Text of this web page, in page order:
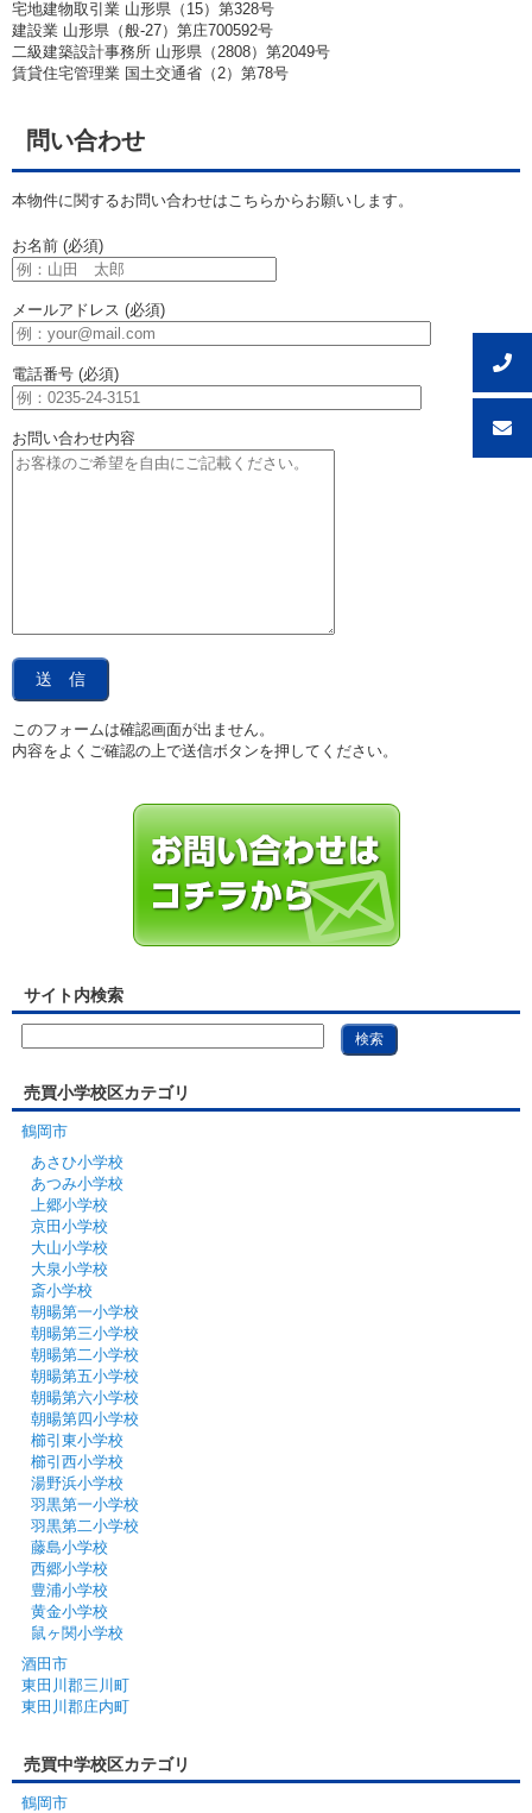
宅地建物取引業 山形県（15）第328号
建設業 山形県（般-27）第庄700592号
二級建築設計事務所 山形県（2808）第2049号
賃貸住宅管理業 国土交通省（2）第78号
問い合わせ
本物件に関するお問い合わせはこちらからお願いします。
お名前 (必須)
メールアドレス (必須)
電話番号 (必須)
お問い合わせ内容
このフォームは確認画面が出ません。
内容をよくご確認の上で送信ボタンを押してください。
サイト内検索
売買小学校区カテゴリ
鶴岡市
あさひ小学校
あつみ小学校
上郷小学校
京田小学校
大山小学校
大泉小学校
斎小学校
朝暘第一小学校
朝暘第三小学校
朝暘第二小学校
朝暘第五小学校
朝暘第六小学校
朝暘第四小学校
櫛引東小学校
櫛引西小学校
湯野浜小学校
羽黒第一小学校
羽黒第二小学校
藤島小学校
西郷小学校
豊浦小学校
黄金小学校
鼠ヶ関小学校
酒田市
東田川郡三川町
東田川郡庄内町
売買中学校区カテゴリ
鶴岡市